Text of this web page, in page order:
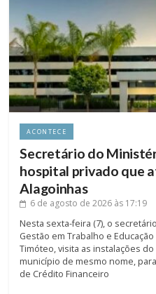
ACONTECE
Secretário do
hospital privado que
Alagoinhas
6 de agosto de 2026 às 17:19
Nesta sexta-feira (7), o
Gestão em Trabalho e
Timóteo, visita as instalações
município de mesmo nome,
de Crédito Financeiro